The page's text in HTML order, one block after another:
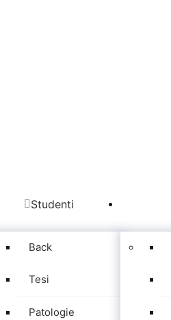
Studenti
Back
Tesi
Patologie